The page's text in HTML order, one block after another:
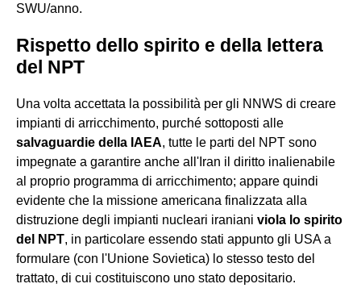
SWU/anno.
Rispetto dello spirito e della lettera
del NPT
Una volta accettata la possibilità per gli NNWS di creare
impianti di arricchimento, purché sottoposti alle
salvaguardie della IAEA, tutte le parti del NPT sono
impegnate a garantire anche all'Iran il diritto inalienabile
al proprio programma di arricchimento; appare quindi
evidente che la missione americana finalizzata alla
distruzione degli impianti nucleari iraniani viola lo spirito
del NPT, in particolare essendo stati appunto gli USA a
formulare (con l'Unione Sovietica) lo stesso testo del
trattato, di cui costituiscono uno stato depositario.